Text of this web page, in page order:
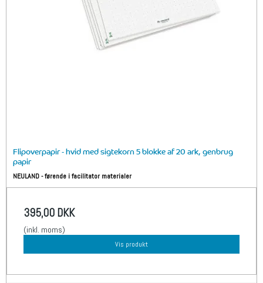
Flipoverpapir - hvid med sigtekorn 5 blokke af 20 ark, genbrug
papir
NEULAND - førende i facilitator materialer
395,00 DKK
(inkl. moms)
Vis produkt